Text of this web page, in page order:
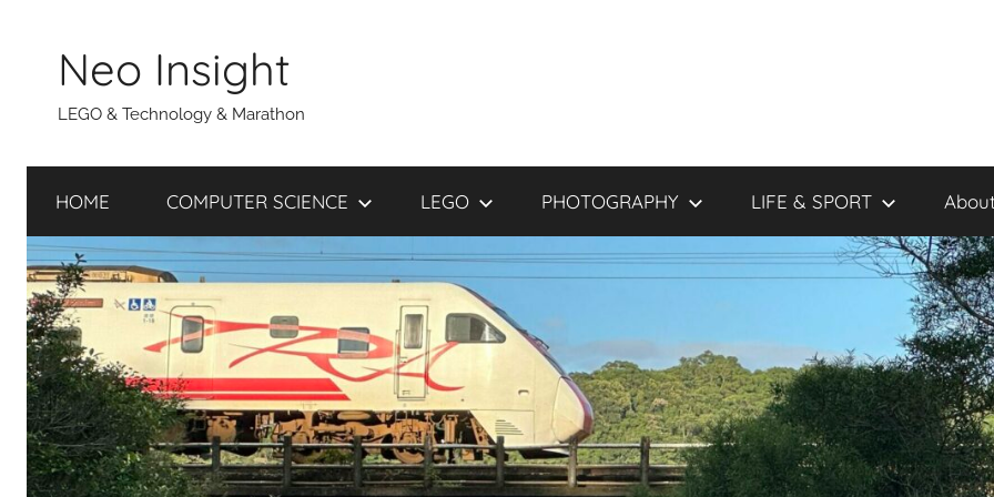
content
Neo Insight
LEGO & Technology & Marathon
HOME COMPUTER SCIENCE LEGO PHOTOGRAPHY LIFE & SPORT